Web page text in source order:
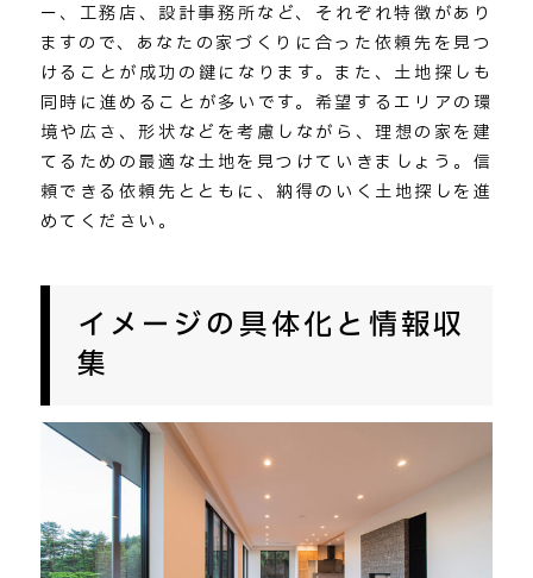
ー、工務店、設計事務所など、それぞれ特徴があり
ますので、あなたの家づくりに合った依頼先を見つ
けることが成功の鍵になります。また、土地探しも
同時に進めることが多いです。希望するエリアの環
境や広さ、形状などを考慮しながら、理想の家を建
てるための最適な土地を見つけていきましょう。信
頼できる依頼先とともに、納得のいく土地探しを進
めてください。
イメージの具体化と情報収
集